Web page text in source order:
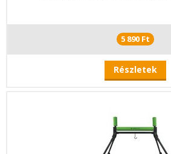
5 890 Ft
Részletek